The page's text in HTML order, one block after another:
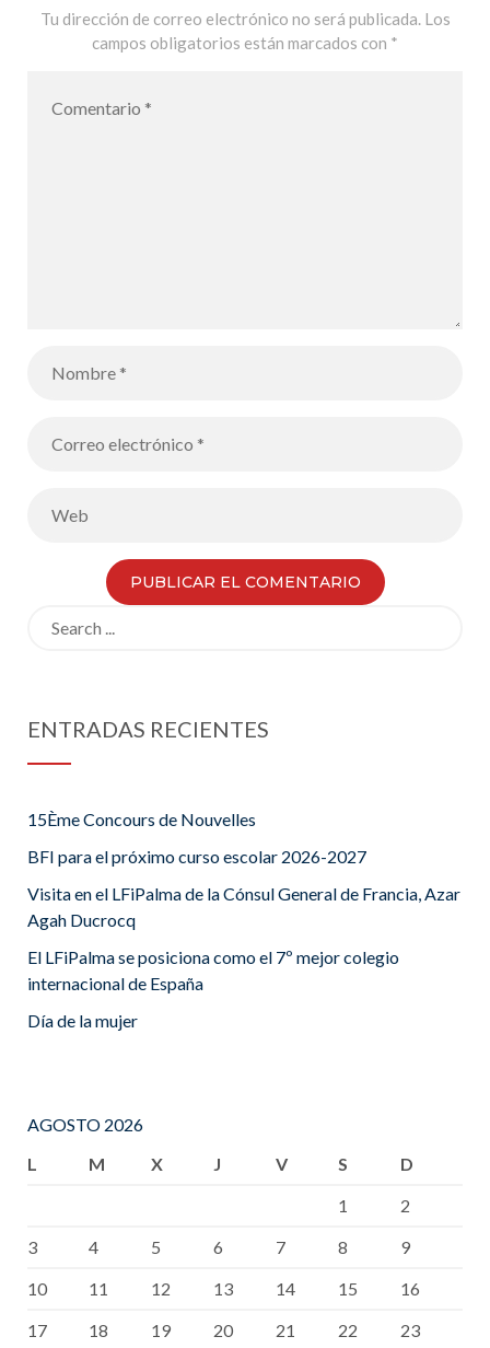
Tu dirección de correo electrónico no será publicada. Los
campos obligatorios están marcados con *
ENTRADAS RECIENTES
15Ème Concours de Nouvelles
BFI para el próximo curso escolar 2026-2027
Visita en el LFiPalma de la Cónsul General de Francia, Azar
Agah Ducrocq
El LFiPalma se posiciona como el 7º mejor colegio
internacional de España
Día de la mujer
AGOSTO 2026
L
M X J V S
D
1
2
3
4 5 6 7 8
9
10
11 12 13 14 15
16
17
18 19 20 21 22 23